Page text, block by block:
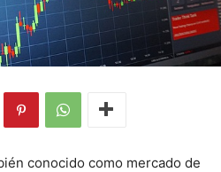
conocido como mercado de